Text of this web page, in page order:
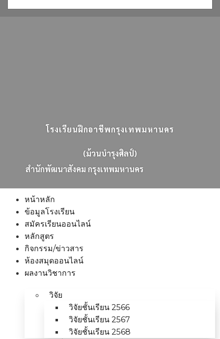
โรงเรียนฝึกอาชีพกรุงเทพมหานคร
(ม้วนบำรุงศิลป์)
สนกพฒนาสงคม กรงเทพมหานคร
หน้าหลัก
ข้อมูลโรงเรียน
สมัครเรียนออนไลน์
หลักสูตร
กิจกรรม/ข่าวสาร
ห้องสมุดออนไลน์
ผลงานวิชาการ
วิจัย
วิจัยชั้นเรียน 2566
วิจัยชั้นเรียน 2567
วิจัยชั้นเรียน 2568